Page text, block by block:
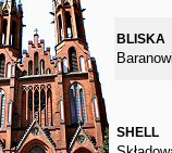
BLISKA
SHELL